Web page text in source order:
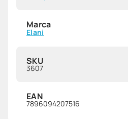
Marca
Elani
SKU
3607
EAN
7896094207516